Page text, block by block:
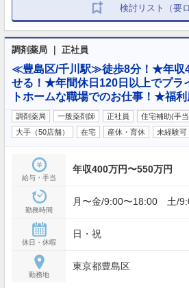
検討リスト（要
調剤薬局 ｜ 正社員
≪豊島区/千川駅≫徒歩8分！★年収
せる！★年間休日120日以上でプラ
トホームな職場でのお仕事！★福利
調剤薬局 一般薬剤師 正社員 住宅補助(手
大手（50店舗）
在宅 産休・育休 未経験可
給与・手当
年収400万円〜550万円
勤務時間
月〜金/9:00〜18:00 土/
休日・休暇
日・祝
勤務地
東京都豊島区